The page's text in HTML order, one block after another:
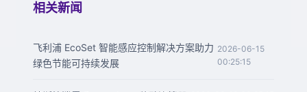
相关新闻
飞利浦 EcoSet 智能感应控制解决方案助力
绿色节能可持续发展
2026-06-15
00:25:15